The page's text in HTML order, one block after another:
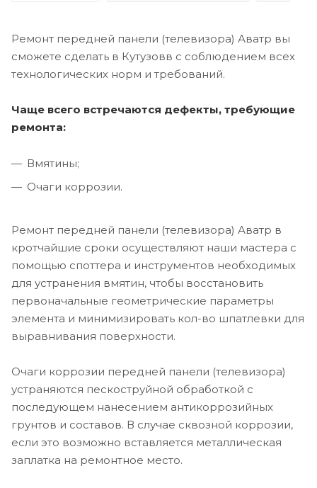
Ремонт передней панели (телевизора) Аватр вы
сможете сделать в Кутузовв с соблюдением всех
технологических норм и требований.
Чаще всего встречаются дефекты, требующие
ремонта:
Вмятины;
Очаги коррозии.
Ремонт передней панели (телевизора) Аватр в
кротчайшие сроки осуществляют наши мастера с
помощью споттера и инструментов необходимых
для устранения вмятин, чтобы восстановить
первоначальные геометрические параметры
элемента и минимизировать кол-во шпатлевки для
выравнивания поверхности.
Очаги коррозии передней панели (телевизора)
устраняются пескоструйной обработкой с
последующем нанесением антикоррозийных
грунтов и составов. В случае сквозной коррозии,
если это возможно вставляется металлическая
заплатка на ремонтное место.